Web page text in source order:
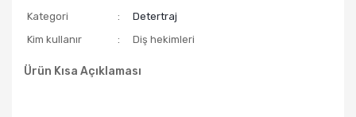
Kategori
Detertraj
Kim kullanır
Diş hekimleri
Ürün Kısa Açıklaması